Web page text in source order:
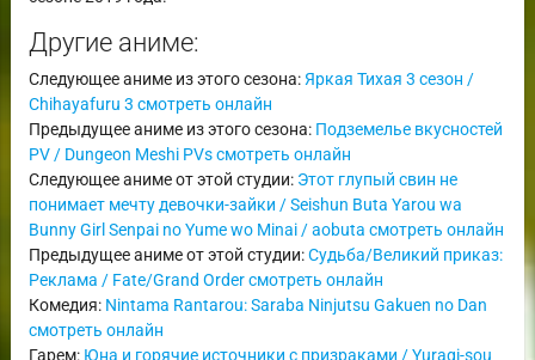
Другие аниме:
Следующее аниме из этого сезона: Яркая Тихая 3 сезон /
Chihayafuru 3 смотреть онлайн
Предыдущее аниме из этого сезона: Подземелье вкусностей
PV / Dungeon Meshi PVs смотреть онлайн
Следующее аниме от этой студии: Этот глупый свин не
понимает мечту девочки-зайки / Seishun Buta Yarou wa
Bunny Girl Senpai no Yume wo Minai / aobuta смотреть онлайн
Предыдущее аниме от этой студии:Судьба/Великий приказ:
Реклама / Fate/Grand Order смотреть онлайн
Комедия: Nintama Rantarou: Saraba Ninjutsu Gakuen no Dan
смотреть онлайн
Гарем: Юна и горячие источники с призраками / Yuragi-sou